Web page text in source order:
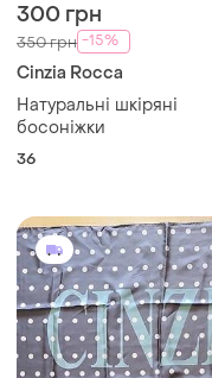
300 грн
350 грн -15%
Cinzia Rocca
Натуральні шкіряні
босоніжки
36